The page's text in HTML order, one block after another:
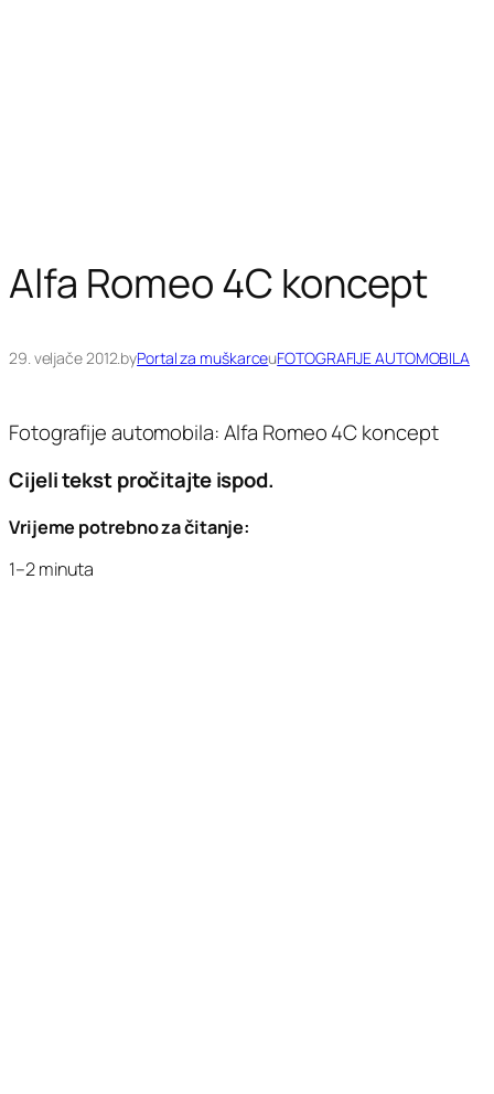
Alfa Romeo 4C koncept
29. veljače 2012.byPortal za muškarceuFOTOGRAFIJE AUTOMOBILA
Fotografije automobila: Alfa Romeo 4C koncept
Cijeli tekst pročitajte ispod.
Vrijeme potrebno za čitanje:
1–2 minuta